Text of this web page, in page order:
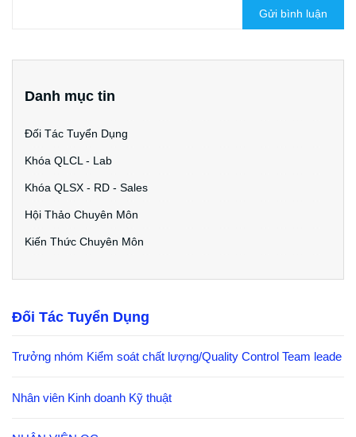
Gửi bình luận
Danh mục tin
Đối Tác Tuyển Dụng
Khóa QLCL - Lab
Khóa QLSX - RD - Sales
Hội Thảo Chuyên Môn
Kiến Thức Chuyên Môn
Đối Tác Tuyển Dụng
Trưởng nhóm Kiểm soát chất lượng/Quality Control Team leade
Nhân viên Kinh doanh Kỹ thuật